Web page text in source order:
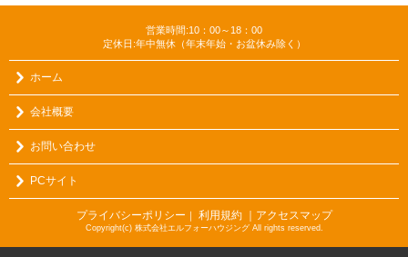
営業時間:10：00～18：00
定休日:年中無休（年末年始・お盆休み除く）
ホーム
会社概要
お問い合わせ
PCサイト
プライバシーポリシー ｜ 利用規約 ｜アクセスマップ
Copyright(c) 株式会社エルフォーハウジング All rights reserved.